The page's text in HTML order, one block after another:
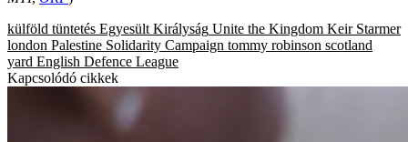
külföld tüntetés Egyesült Királyság Unite the Kingdom Keir Starmer
london Palestine Solidarity Campaign tommy robinson scotland
yard English Defence League
Kapcsolódó cikkek